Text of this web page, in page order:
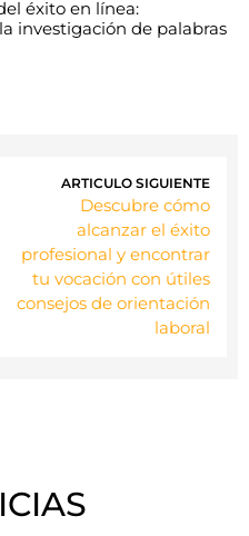
éxito en línea:
investigación de palabras
ARTICULO SIGUIENTE
Descubre cómo
alcanzar el éxito
profesional y encontrar
tu vocación con útiles
consejos de orientación
laboral